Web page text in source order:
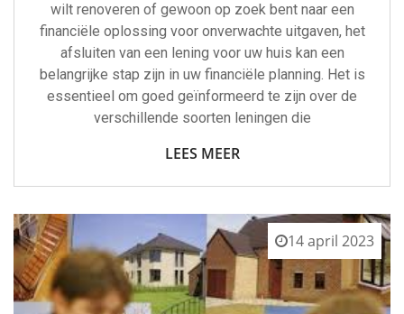
wilt renoveren of gewoon op zoek bent naar een
financiële oplossing voor onverwachte uitgaven, het
afsluiten van een lening voor uw huis kan een
belangrijke stap zijn in uw financiële planning. Het is
essentieel om goed geïnformeerd te zijn over de
verschillende soorten leningen die
LEES MEER
14 april 2023